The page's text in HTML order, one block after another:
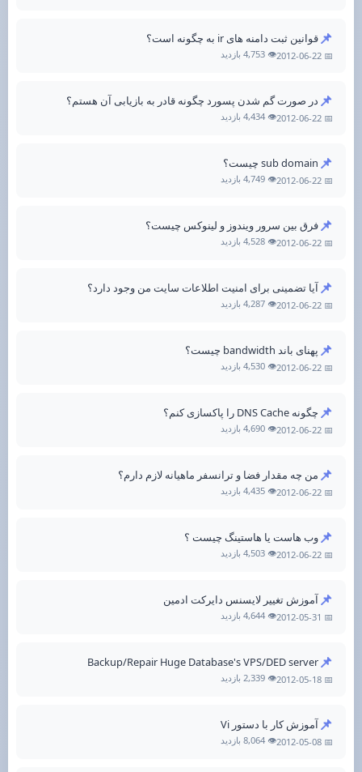
📌قوانین ثبت دامنه های ir به چگونه است؟
📅 2012-06-22 👁️ 4,753 بازدید
📌 در صورت گم شدن پسورد چگونه قادر به بازیابی آن هستم؟
📅 2012-06-22 👁️ 4,434 بازدید
📌 sub domain چیست؟
📅 2012-06-22 👁️ 4,749 بازدید
📌فرق بین سرور ویندوز و لینوکس چیست؟
📅 2012-06-22 👁️ 4,528 بازدید
📌آیا تضمینی برای امنیت اطلاعات سایت من وجود دارد؟
📅 2012-06-22 👁️ 4,287 بازدید
📌 پهنای باند bandwidth چیست؟
📅 2012-06-22 👁️ 4,530 بازدید
📌 چگونه DNS Cache را پاکسازی کنم؟
📅 2012-06-22 👁️ 4,690 بازدید
📌 من چه مقدار فضا و ترانسفر ماهیانه لازم دارم؟
📅 2012-06-22 👁️ 4,435 بازدید
📌وب هاست یا هاستینگ چیست ؟
📅 2012-06-22 👁️ 4,503 بازدید
📌آموزش تغییر لایسنس دایرکت ادمین
📅 2012-05-31 👁️ 4,644 بازدید
📌
Backup/Repair Huge Database's VPS/DED server
📅 2012-05-18 👁️ 2,339 بازدید
📌آموزش کار با دستور Vi
📅 2012-05-08 👁️ 8,064 بازدید